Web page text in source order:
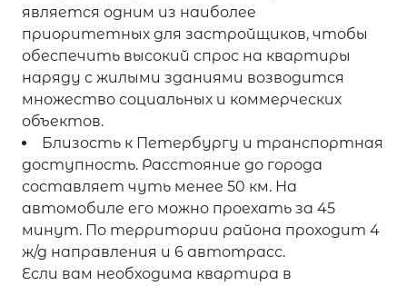
является одним из наиболее
приоритетных для застройщиков, чтобы
обеспечить высокий спрос на квартиры
наряду с жилыми зданиями возводится
множество социальных и коммерческих
объектов.
Близость к Петербургу и транспортная
доступность. Расстояние до города
составляет чуть менее 50 км. На
автомобиле его можно проехать за 45
минут. По территории района проходит 4
ж/д направления и 6 автотрасс.
Если вам необходима квартира в